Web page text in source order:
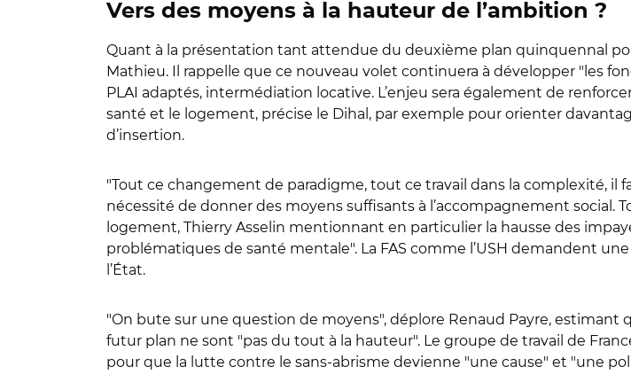
Vers des moyens à la hauteur de l’ambition ?
Quant à la présentation tant attendue du deuxième plan quinquennal
Mathieu. Il rappelle que ce nouveau volet continuera à développer " les
PLAI adaptés, intermédiation locative. L’enjeu sera également de
santé et le logement, précise le Dihal, par exemple pour orienter
d’insertion.
"Tout ce changement de paradigme, tout ce travail dans la complexité, il
nécessité de donner des moyens suffisants à l’accompagnement social.
logement, Thierry Asselin mentionnant en particulier la hausse des
problématiques de santé mentale". La FAS comme l’USH demandent
l’État.
"On bute sur une question de moyens", déplore Renaud Payre, estimant
futur plan ne sont "pas du tout à la hauteur". Le groupe de travail de
pour que la lutte contre le sans-abrisme devienne "une cause" et "une